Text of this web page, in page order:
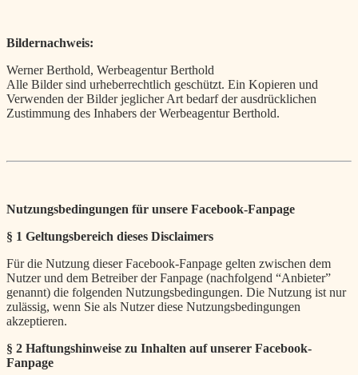
Bildernachweis:
Werner Berthold, Werbeagentur Berthold
Alle Bilder sind urheberrechtlich geschützt. Ein Kopieren und
Verwenden der Bilder jeglicher Art bedarf der ausdrücklichen
Zustimmung des Inhabers der Werbeagentur Berthold.
Nutzungsbedingungen für unsere Facebook-Fanpage
§ 1 Geltungsbereich dieses Disclaimers
Für die Nutzung dieser Facebook-Fanpage gelten zwischen dem
Nutzer und dem Betreiber der Fanpage (nachfolgend “Anbieter”
genannt) die folgenden Nutzungsbedingungen. Die Nutzung ist nur
zulässig, wenn Sie als Nutzer diese Nutzungsbedingungen
akzeptieren.
§ 2 Haftungshinweise zu Inhalten auf unserer Facebook-
Fanpage